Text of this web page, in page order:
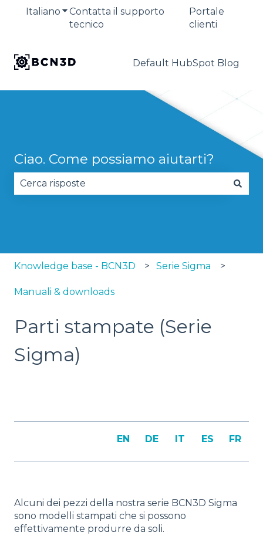
Italiano Mostra sottomenu per le traduzioni
Contatta il supporto
tecnico
Portale
clienti
Default HubSpot Blog
Ciao. Come possiamo aiutarti?
Knowledge base - BCN3D Serie Sigma
Manuali & downloads
Parti stampate (Serie
Sigma)
EN DE IT ES FR
Alcuni dei pezzi della nostra serie BCN3D Sigma
sono modelli stampati che si possono
effettivamente produrre da soli.